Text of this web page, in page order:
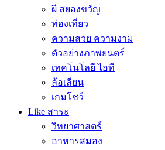
ผี สยองขวัญ
ท่องเที่ยว
ความสวย ความงาม
ตัวอย่างภาพยนตร์
เทคโนโลยี ไอที
ล้อเลียน
เกมโชว์
Like สาระ
วิทยาศาสตร์
อาหารสมอง